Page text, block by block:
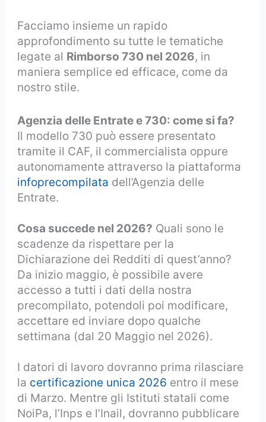
Facciamo insieme un rapido
approfondimento su tutte le tematiche
legate al Rimborso 730 nel 2026, in
maniera semplice ed efficace, come da
nostro stile.
Agenzia delle Entrate e 730: come si fa?
Il modello 730 può essere presentato
tramite il CAF, il commercialista oppure
autonomamente attraverso la piattaforma
infoprecompilata dell’Agenzia delle
Entrate.
Cosa succede nel 2026? Quali sono le
scadenze da rispettare per la
Dichiarazione dei Redditi di quest’anno?
Da inizio maggio, è possibile avere
accesso a tutti i dati della nostra
precompilato, potendoli poi modificare,
accettare ed inviare dopo qualche
settimana (dal 20 Maggio nel 2026).
I datori di lavoro dovranno prima rilasciare
la certificazione unica 2026 entro il mese
di Marzo. Mentre gli Istituti statali come
NoiPa, l’Inps e l’Inail, dovranno pubblicare